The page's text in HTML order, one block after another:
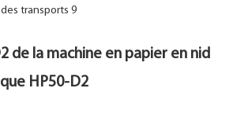
de la machine en papier en nid
HP50-D2